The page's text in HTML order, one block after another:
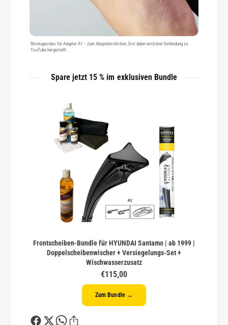
Montagevideo für Adapter A1 – zum Abspielen klicken. Erst dabei wird eine Verbindung zu
YouTube hergestellt.
Spare jetzt 15 % im exklusiven Bundle
Frontscheiben-Bundle für HYUNDAI Santamo | ab 1999 |
Doppelscheibenwischer + Versiegelungs-Set +
Wischwasserzusatz
€115,00
Zum Bundle →